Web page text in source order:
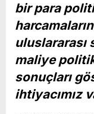
bir para
uluslararası
maliye
sonuçları
ihtiyacımız